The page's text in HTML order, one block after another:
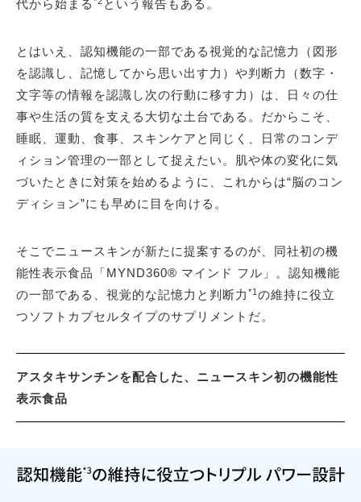
代から始まる という報告もある。
とはいえ、認知機能の一部である視覚的な記憶力（図形
を認識し、記憶してから思い出す力）や判断力（数字・
文字等の情報を認識し次の行動に移す力）は、日々の仕
事や生活の質を支える大切な土台である。だからこそ、
睡眠、運動、食事、スキンケアと同じく、日常のコンデ
ィション管理の一部として捉えたい。肌や体の変化に気
づいたときに対策を始めるように、これからは“脳のコン
ディション”にも早めに目を向ける。
そこでニュースキンが新たに提案するのが、同社初の機
能性表示食品「MYND360® マインド フル」。認知機能
の一部である、視覚的な記憶力と判断力 *1 の維持に役立
つソフトカプセルタイプのサプリメントだ。
アスタキサンチンを配合した、ニュースキン初の機能性
表示食品